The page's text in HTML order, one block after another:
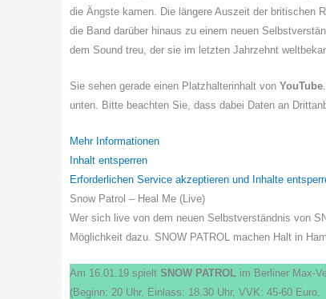
die Ängste kamen. Die längere Auszeit der britischen
die Band darüber hinaus zu einem neuen
dem Sound treu, der sie im letzten Jahrzehnt
Sie sehen gerade einen Platzhalterinhalt von YouTube
unten. Bitte beachten Sie, dass dabei Daten an
Mehr Informationen
Inhalt entsperren
Erforderlichen Service akzeptieren und Inhalte
Snow Patrol – Heal Me (Live)
Wer sich live von dem neuen Selbstverständnis von
Möglichkeit dazu. SNOW PATROL machen Halt in
Am 16.01.19 spielt SNOW PATROL im Berliner Max-
(Beginn: 20 Uhr, Einlass: 18.30 Uhr, VVK: 45-60 Euro,